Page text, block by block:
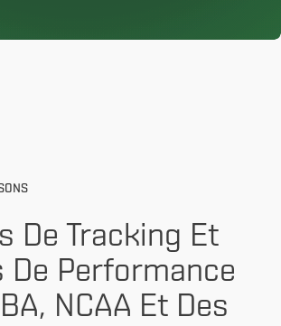
De Tracking Et
De Performance
NCAA Et Des